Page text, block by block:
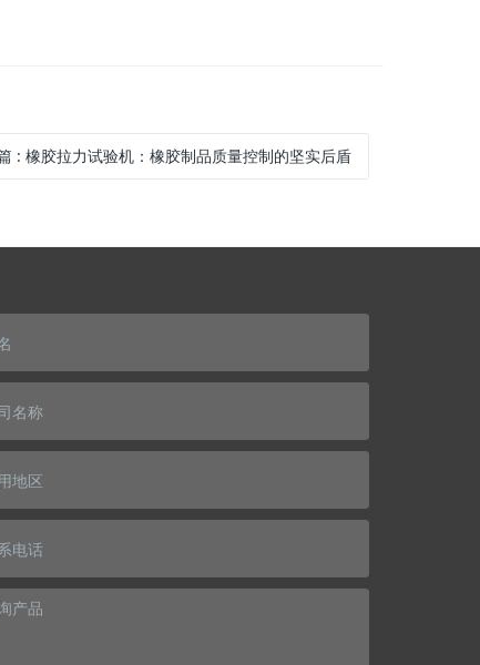
: 橡胶拉力试验机：橡胶制品质量控制的坚实后盾